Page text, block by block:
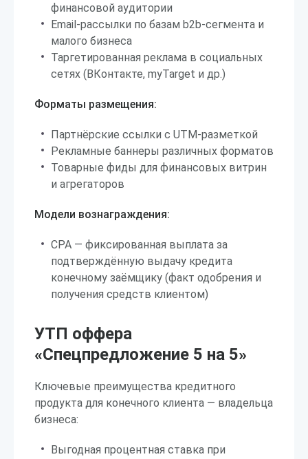
финансовой аудитории
Email-рассылки по базам b2b-сегмента и
малого бизнеса
Таргетированная реклама в социальных
сетях (ВКонтакте, myTarget и др.)
Форматы размещения:
Партнёрские ссылки с UTM-разметкой
Рекламные баннеры различных форматов
Товарные фиды для финансовых витрин
и агрегаторов
Модели вознаграждения:
CPA — фиксированная выплата за
подтверждённую выдачу кредита
конечному заёмщику (факт одобрения и
получения средств клиентом)
УТП оффера
«Спецпредложение 5 на 5»
Ключевые преимущества кредитного
продукта для конечного клиента — владельца
бизнеса:
Выгодная процентная ставка при